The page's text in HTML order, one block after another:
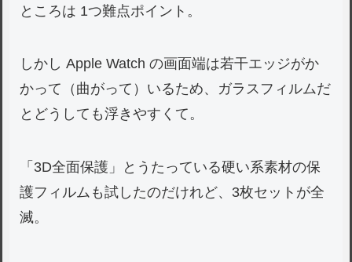
ところは 1つ難点ポイント。
しかし Apple Watch の画面端は若干エッジがか
かって（曲がって）いるため、ガラスフィルムだ
とどうしても浮きやすくて。
「3D全面保護」とうたっている硬い系素材の保
護フィルムも試したのだけれど、3枚セットが全
滅。